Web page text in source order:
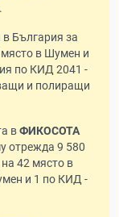
България за
в Шумен и
по КИД 2041 -
и полиращи
вФИКОСОТА
отрежда 9 580
42 място в
и 1 по КИД -